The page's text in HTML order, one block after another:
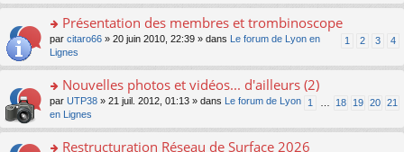
u
s
ré
c
e
o
n
lu
le
u
s
ré
c
e
s
s
g
o
n
lu
le
le
m
e
s
s
g
e
n
o
n
o
s
er
le
m
e
s
Présentation des membres et trombinoscope
1 2 3 4
par citaro66 » 20 juin 2010, 22:39 » dans
Le forum de Lyon en
Lignes
o
n
s
Nouvelles photos et vidéos... d'ailleurs (2)
1 18 19 20 21
par UTP38 » 21 juil. 2012, 01:13 » dans
Le forum de Lyon
en Lignes
Restructuration Réseau de Surface 2026